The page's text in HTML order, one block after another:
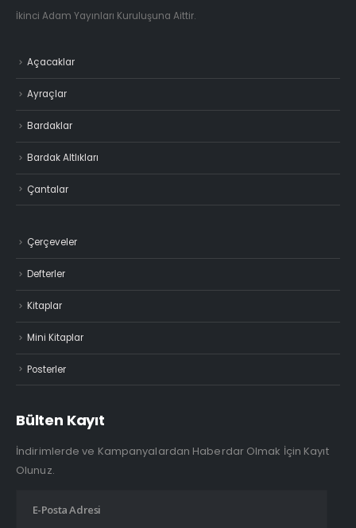
İkinci Adam Yayınları Kuruluşuna Aittir.
Açacaklar
Ayraçlar
Bardaklar
Bardak Altlıkları
Çantalar
Çerçeveler
Defterler
Kitaplar
Mini Kitaplar
Posterler
Bülten Kayıt
İndirimlerde ve Kampanyalardan Haberdar Olmak İçin Kayıt
Olunuz.